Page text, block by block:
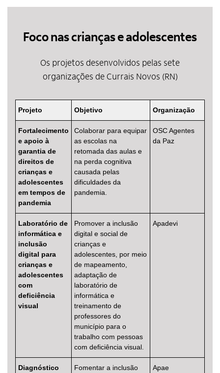
Foco nas crianças e adolescentes
Os projetos desenvolvidos pelas sete
organizações de Currais Novos (RN)
Projeto Objetivo Organização
Fortalecimento
e apoio à
garantia de
direitos de
crianças e
adolescentes
em tempos de
pandemia
Colaborar para equipar
as escolas na
retomada das aulas e
na perda cognitiva
causada pelas
dificuldades da
pandemia.
OSC Agentes
da Paz
Laboratório de
informática e
inclusão
digital para
crianças e
adolescentes
com
deficiência
visual
Promover a inclusão
digital e social de
crianças e
adolescentes, por meio
de mapeamento,
adaptação de
laboratório de
informática e
treinamento de
professores do
município para o
trabalho com pessoas
com deficiência visual.
Apadevi
Diagnóstico
Fomentar a inclusão
Apae